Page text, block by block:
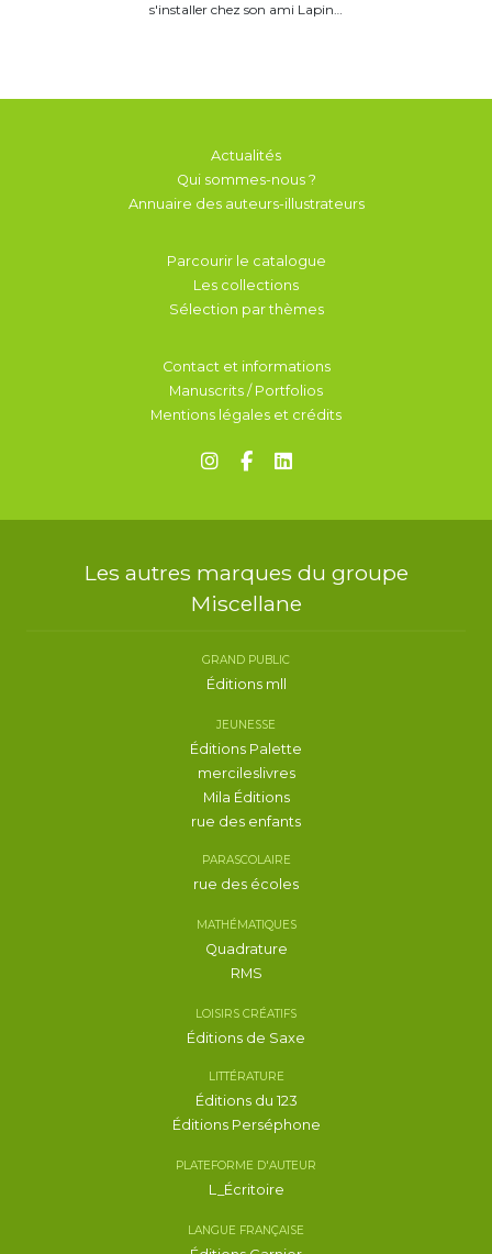
s'installer chez son ami Lapin…
Actualités
Qui sommes-nous ?
Annuaire des auteurs-illustrateurs
Parcourir le catalogue
Les collections
Sélection par thèmes
Contact et informations
Manuscrits / Portfolios
Mentions légales et crédits
Les autres marques du groupe
Miscellane
GRAND PUBLIC
Éditions mll
JEUNESSE
Éditions Palette
mercileslivres
Mila Éditions
rue des enfants
PARASCOLAIRE
rue des écoles
MATHÉMATIQUES
Quadrature
RMS
LOISIRS CRÉATIFS
Éditions de Saxe
LITTÉRATURE
Éditions du 123
Éditions Perséphone
PLATEFORME D'AUTEUR
L_Écritoire
LANGUE FRANÇAISE